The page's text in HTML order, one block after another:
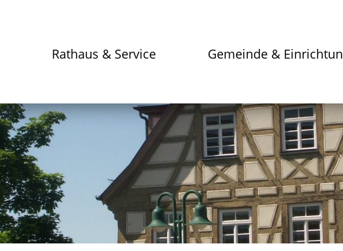
Rathaus & Service Gemeinde &